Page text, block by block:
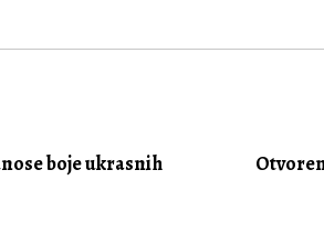
boje ukrasnih